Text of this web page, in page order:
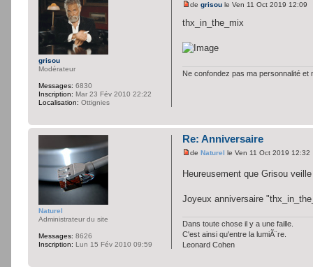
degrisou le Ven 11 Oct 2019 12:09
thx_in_the_mix
Ne confondez pas ma personnalité et
grisou
Modérateur
Messages: 6830
Inscription: Mar 23 Fév 2010 22:22
Localisation: Ottignies
Re: Anniversaire
deNaturel le Ven 11 Oct 2019 12:32
Heureusement que Grisou
Joyeux anniversaire
Dans toute chose il y a une faille.
C'est ainsi qu'entre la lumiÃ¨re.
Leonard Cohen
Naturel
Administrateur du site
Messages: 8626
Inscription: Lun 15 Fév 2010 09:59